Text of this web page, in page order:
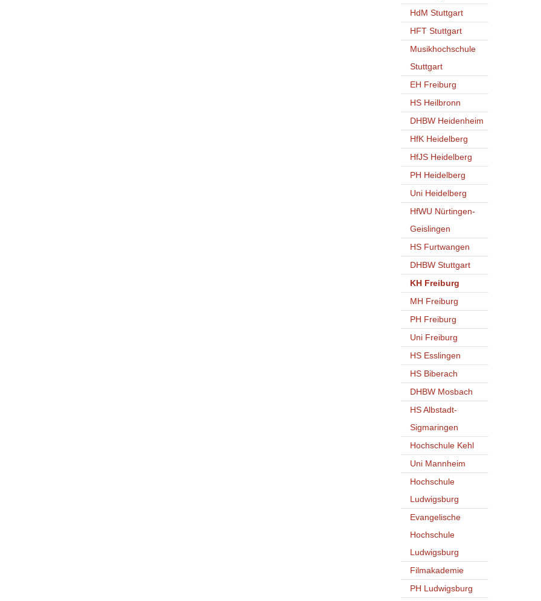
HdM Stuttgart
HFT Stuttgart
Musikhochschule
Stuttgart
EH Freiburg
HS Heilbronn
DHBW Heidenheim
HfK Heidelberg
HfJS Heidelberg
PH Heidelberg
Uni Heidelberg
HfWU Nürtingen-
Geislingen
HS Furtwangen
DHBW Stuttgart
KH Freiburg
MH Freiburg
PH Freiburg
Uni Freiburg
HS Esslingen
HS Biberach
DHBW Mosbach
HS Albstadt-
Sigmaringen
Hochschule Kehl
Uni Mannheim
Hochschule
Ludwigsburg
Evangelische
Hochschule
Ludwigsburg
Filmakademie
PH Ludwigsburg